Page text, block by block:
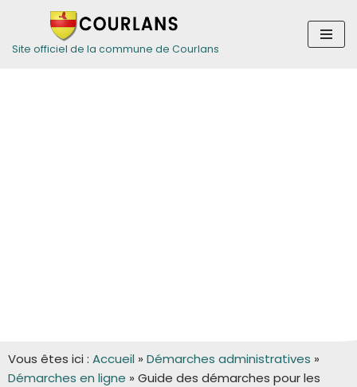
Aller
Site officiel de la commune de Courlans
Vous êtes ici : Accueil » Démarches administratives »
Démarches en ligne » Guide des démarches pour les